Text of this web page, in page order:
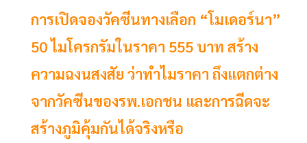
การเปิดจองวัคซีนทางเลือก “โมเดอร์นา”
50 ไมโครกรัมในราคา 555 บาท สร้าง
ความฉงนสงสัย ว่าทำไมราคา ถึงแตกต่าง
จากวัคซีนของรพ.เอกชน และการฉีดจะ
สร้างภูมิคุ้มกันได้จริงหรือ